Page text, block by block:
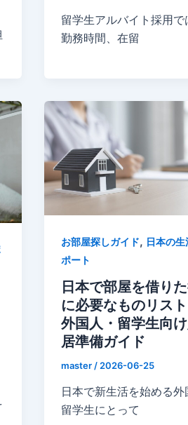
留学生アルバイト採用で
勤務時間、在留
お部屋探しガイド, 日本の生
ポート
日本で部屋を借り
に必要なものリスト
外国人・留学生向
居準備ガイド
master / 2026-06-25
日本で新生活を始める外
留学生にとって